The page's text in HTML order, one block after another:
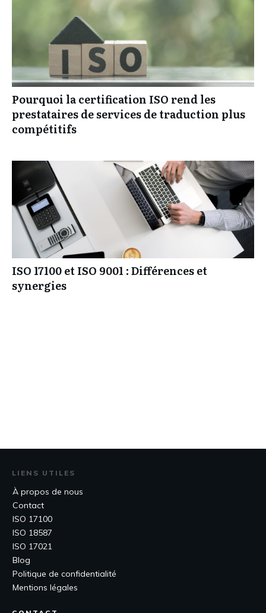
Pourquoi la certification ISO rend les
prestataires de services de traduction plus
ISO 17100 et ISO 9001 : Différences et
LIENS UTILES
À propos de nous
Contact
ISO 17100
ISO 18587
ISO 17021
Blog
Politique de confidentialité
Mentions légales